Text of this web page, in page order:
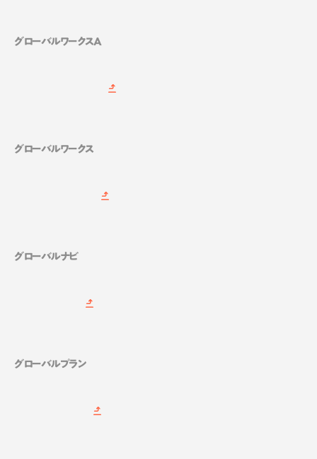
グローバルワークスA
グローバルワークス
グローバルナビ
グローバルプラン